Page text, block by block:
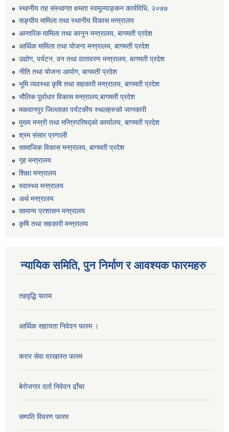
स्थानीय तह संस्थागत क्षमता स्वमूल्याङ्कन कार्यविधि, २०७७
सङ्घीय मामिला तथा स्थानीय विकास मन्त्रालय
आन्तरिक मामिला तथा कानून मन्त्रालय, बागमती प्रदेश
आर्थिक मामिला तथा योजना मन्त्रालय, बागमती प्रदेश
उद्योग, पर्यटन, वन तथा वातावरण मन्त्रालय, बागमती प्रदेश
नीति तथा योजना आयोग, बागमती प्रदेश
भूमि व्यवस्था कृषि तथा सहकारी मन्त्रालय, बागमती प्रदेश
भौतिक पूर्वाधार विकास मन्त्रालय,बागमती प्रदेश
मकवानपुर जिल्लाका पर्यटकीय स्थलहरुको जानकारी
मुख्य मन्त्री तथा मन्त्रिपरिषद्को कार्यालय, बागमती प्रदेश
श्रम संसार प्रणाली
सामाजिक विकास मन्त्रालय, बागमती प्रदेश
गृह मन्त्रालय
शिक्षा मन्त्रालय
स्वास्थ्य मन्त्रालय
अर्थ मन्त्रालय
सामान्य प्रशासन मन्त्रालय
कृषि तथा सहकारी मन्त्रालय
न्यायिक समिति, पुन निर्माण र आवश्यक फारमहरु
तहवृद्धि फारम
आर्थिक सहायता निवेदन फारम ।
करार सेवा दरखास्त फारम
बेरोजगार दर्ता निवेदन ढाँचा
सम्पति विवरण फारम